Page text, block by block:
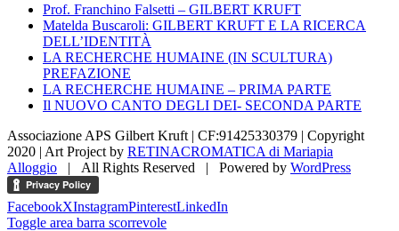
Prof. Franchino Falsetti – GILBERT KRUFT
Matelda Buscaroli: GILBERT KRUFT E LA RICERCA
DELL’IDENTITÀ
LA RECHERCHE HUMAINE (IN SCULTURA)
PREFAZIONE
LA RECHERCHE HUMAINE – PRIMA PARTE
Il NUOVO CANTO DEGLI DEI- SECONDA PARTE
Associazione APS Gilbert Kruft | CF:91425330379 | Copyright
2020 | Art Project by RETINACROMATICA di Mariapia
Alloggio | All Rights Reserved | Powered by WordPress
FacebookXInstagramPinterestLinkedIn
Toggle area barra scorrevole